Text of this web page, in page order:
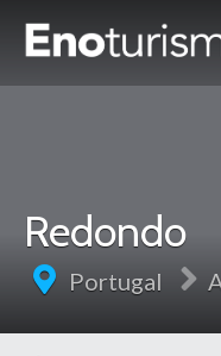
Redondo
Portugal